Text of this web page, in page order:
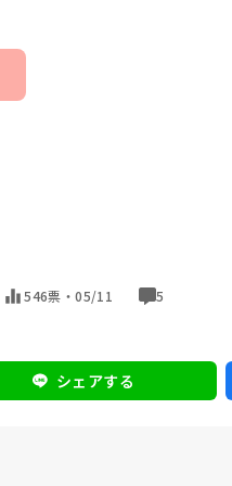
546票・05/11 5
シェアする